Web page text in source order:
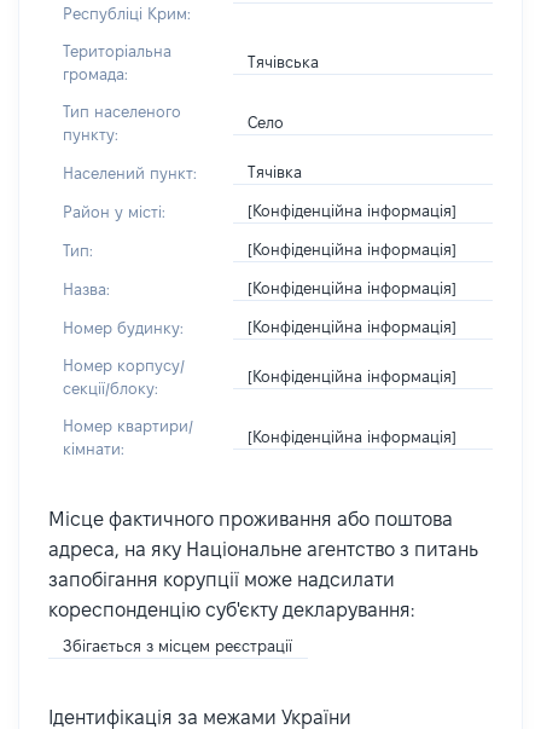
Республіці Крим:
Територіальна
громада:
Тячівська
Тип населеного
пункту:
Село
Населений пункт: Тячівка
Район у місті: [Конфіденційна інформація]
Тип: [Конфіденційна інформація]
Назва: [Конфіденційна інформація]
Номер будинку: [Конфіденційна інформація]
Номер корпусу/
секції/блоку:
[Конфіденційна інформація]
Номер квартири/
кімнати:
[Конфіденційна інформація]
Місце фактичного проживання або поштова
адреса, на яку Національне агентство з питань
запобігання корупції може надсилати
кореспонденцію суб'єкту декларування:
Збігається з місцем реєстрації
Ідентифікація за межами України